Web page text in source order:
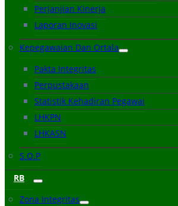
Perjanjian Kinerja
Laporan Inovasi
Kepegawaian Dan Ortala
Pakta Integritas
Perpustakaan
Statistik Kehadiran Pegawai
LHKPN
LHKASN
S.O.P
RB
Zona Integritas